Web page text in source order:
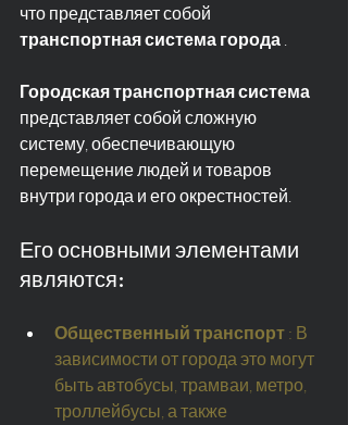
что представляет собой
транспортная система города .
Городская транспортная система
представляет собой сложную
систему, обеспечивающую
перемещение людей и товаров
внутри города и его окрестностей.
Его основными элементами
являются:
Общественный транспорт : В
зависимости от города это могут
быть автобусы, трамваи, метро,
троллейбусы, а также